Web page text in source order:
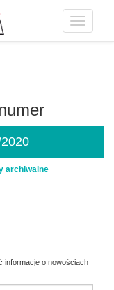
Toggle
archiwalne
informacje o nowościach